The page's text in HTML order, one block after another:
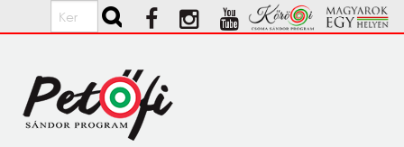
Ugrás a tartalomra
Keresés